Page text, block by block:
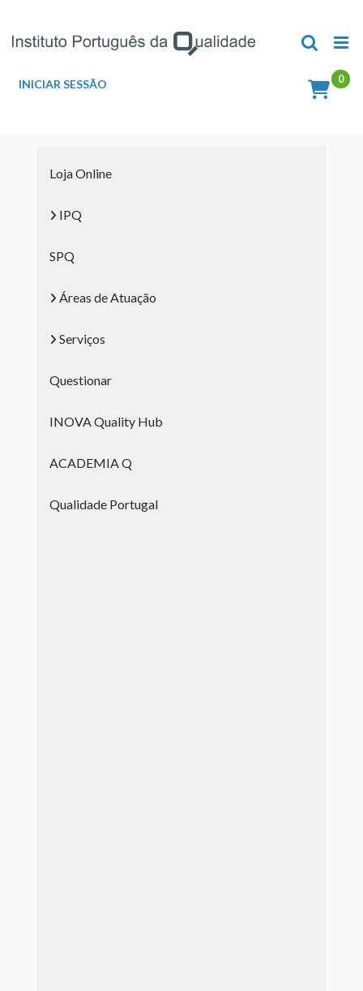
content
INICIAR SESSÃO
Loja Online
IPQ
SPQ
Áreas de Atuação
Serviços
Questionar
INOVA Quality Hub
ACADEMIA Q
Qualidade Portugal